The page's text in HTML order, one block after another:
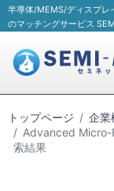
半導体/MEMS/ディスプレ
のマッチングサービス
トップページ
企業
Advanced Micro-
索結果